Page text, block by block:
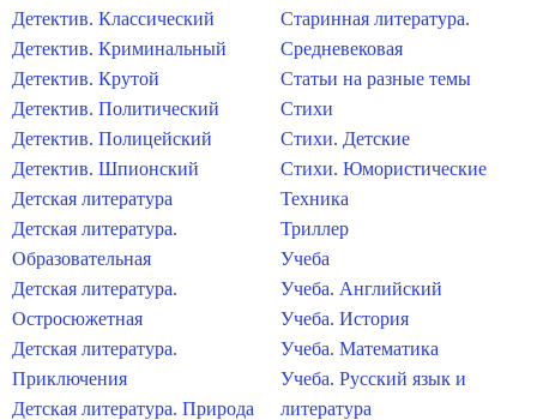
Детектив. Классический
Детектив. Криминальный
Детектив. Крутой
Детектив. Политический
Детектив. Полицейский
Детектив. Шпионский
Детская литература
Детская литература.
Образовательная
Детская литература.
Остросюжетная
Детская литература.
Приключения
Детская литература. Природа
Старинная литература.
Средневековая
Статьи на разные темы
Стихи
Стихи. Детские
Стихи. Юмористические
Техника
Триллер
Учеба
Учеба. Английский
Учеба. История
Учеба. Математика
Учеба. Русский язык и
литература